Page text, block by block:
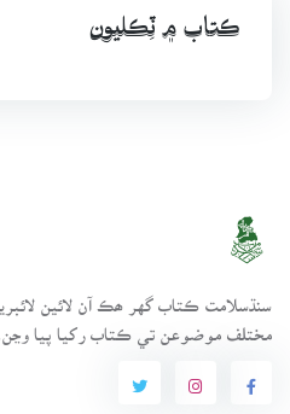
ڪتاب ۾ ٽِڪليون
مختلف موضوعن تي ڪتاب رکيا پيا وڃن.